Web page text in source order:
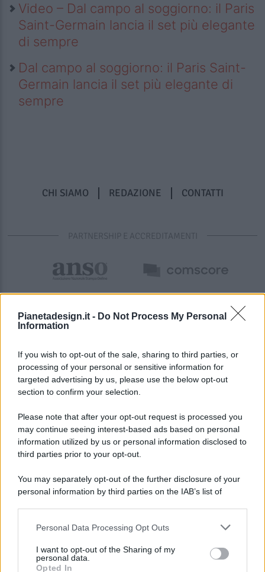
Pianetadesign.it - Do Not Process My Personal
Information
If you wish to opt-out of the sale, sharing to third parties, or
processing of your personal or sensitive information for
targeted advertising by us, please use the below opt-out
section to confirm your selection.
Please note that after your opt-out request is processed you
may continue seeing interest-based ads based on personal
information utilized by us or personal information disclosed to
third parties prior to your opt-out.
You may separately opt-out of the further disclosure of your
personal information by third parties on the IAB’s list of
This information may also be disclosed by us to third parties
disclose it to other third parties.
Personal Data Processing Opt Outs
I want to opt-out of the Sharing of my
personal data.
Opted In
Video – Dal campo al soggiorno: il Paris
Saint-Germain lancia il set più elegante
di sempre
Dal campo al soggiorno: il Paris Saint-
Germain lancia il set più elegante di
sempre
CHI SIAMO REDAZIONE CONTATTI
PARTNERSHIP E ACCREDITAMENTI
© 2026 - Pianeta Design - P.IVA 04827280654 - Testata
Registrata Al Tribunale Di Nocera Inferiore N. 8/2020 - RG N.
ISCRIZIONE AL ROC N. 35792 – ISCRITTA ALL’ANSO
(ASSOCIAZIONE NAZIONALE STAMPA ONLINE)
PREFERENZE PRIVACY